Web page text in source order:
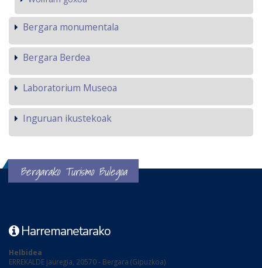
Bergara monumentala
Bergara Berdea
Laboratorium Museoa
Inguruan ikustekoak
Bergarako Turismo Bulegoa
Harremanetarako
Helbidea
ERREKALDE jauregia, 20570 - Bergara (Gipuzkoa)